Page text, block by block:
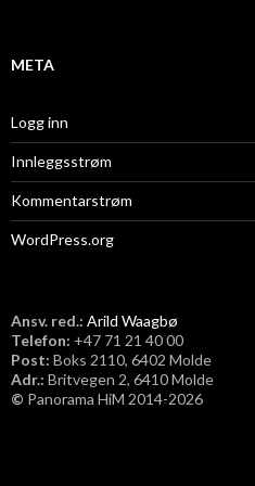
META
Logg inn
Innleggsstrøm
Kommentarstrøm
WordPress.org
Ansv. red.: Arild Waagbø
Telefon: ​+47 71 21 40 00
Post: Boks 2110, 6402 Molde
Adr.: Britvegen 2, 6410 Molde
© Panorama HiM 2014-2026